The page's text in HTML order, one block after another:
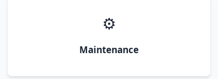
⚙️
Maintenance